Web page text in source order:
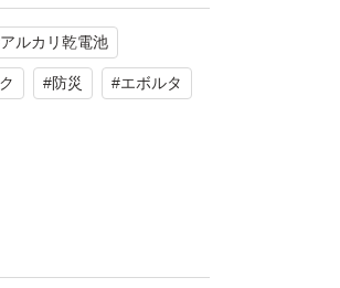
す。
)をしない、お忘れがち
アルカリ乾電池
#防災 #エボルタ